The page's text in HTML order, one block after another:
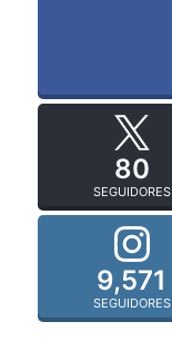
80
SEGUIDORES
9,571
SEGUIDORES